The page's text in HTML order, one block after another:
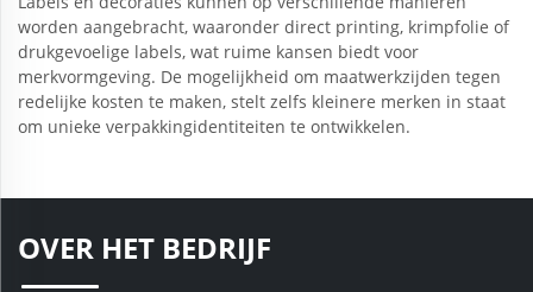
worden aangebracht, waaronder direct printing, krimpfolie of
drukgevoelige labels, wat ruime kansen biedt voor
merkvormgeving. De mogelijkheid om maatwerkzijden tegen
redelijke kosten te maken, stelt zelfs kleinere merken in staat
om unieke verpakkingidentiteiten te ontwikkelen.
OVER HET BEDRIJF